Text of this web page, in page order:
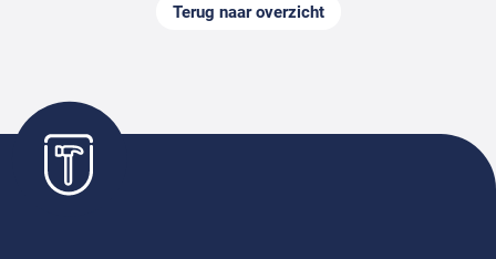
Terug naar overzicht